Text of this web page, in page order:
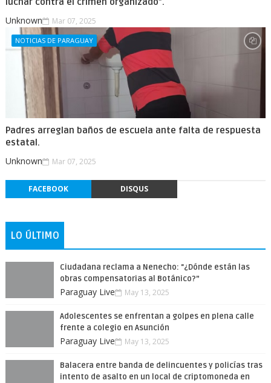
Unknown Mar 07, 2025
NOTICIAS DE PARAGUAY
Padres arreglan baños de escuela ante falta de respuesta
estatal.
Unknown Mar 07, 2025
FACEBOOK DISQUS
LO ÚLTIMO
Ciudadana reclama a Nenecho: "¿Dónde están las
obras compensatorias al Botánico?”
Paraguay Live May 13, 2025
Adolescentes se enfrentan a golpes en plena calle
frente a colegio en Asunción
Paraguay Live May 13, 2025
Balacera entre banda de delincuentes y policías tras
intento de asalto en un local de criptomoneda en